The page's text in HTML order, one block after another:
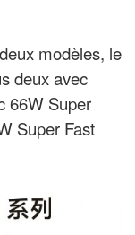
modèles, le
deux avec
66W Super
Super Fast